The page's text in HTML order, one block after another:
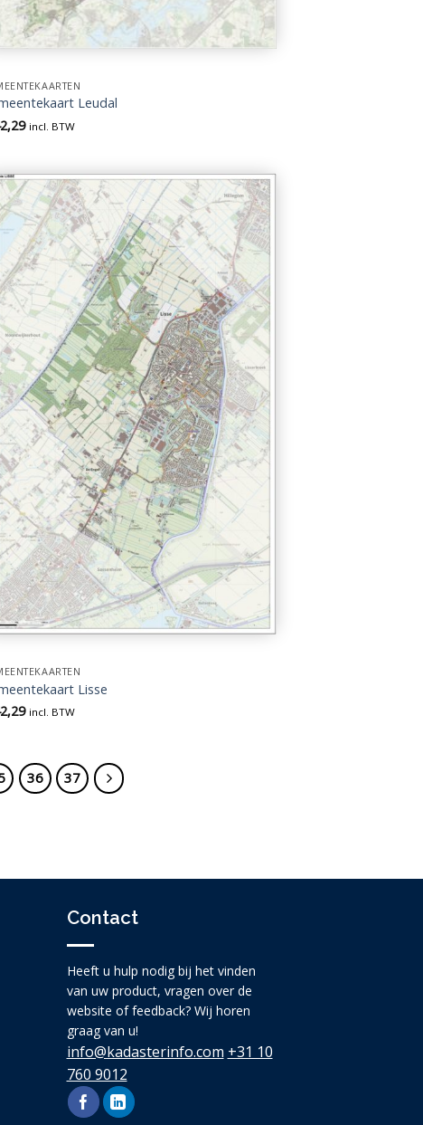
Leudal
incl. BTW
Lisse
incl. BTW
36 37
Contact
Heeft u hulp nodig bij het vinden
van uw product, vragen over de
website of feedback? Wij horen
graag van u!
info@kadasterinfo.com +31 10
760 9012